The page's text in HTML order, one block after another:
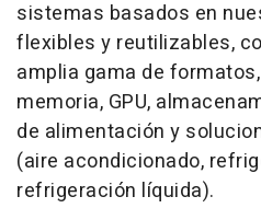
sistemas basados en
flexibles y reutilizables,
amplia gama de
memoria, GPU,
de alimentación y
(aire acondicionado,
refrigeración líquida).